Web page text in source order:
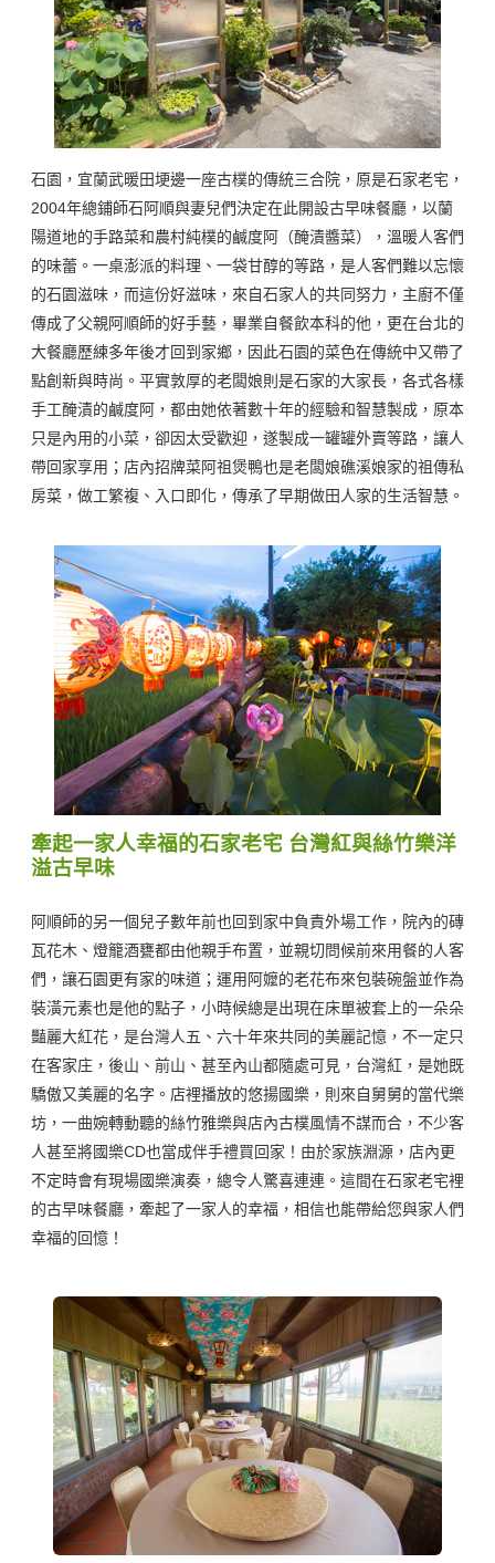
石園，宜蘭武暖田埂邊一座古樸的傳統三合院，原是石家老宅，
2004年總鋪師石阿順與妻兒們決定在此開設古早味餐廳，以蘭
陽道地的手路菜和農村純樸的鹹度阿（醃漬醬菜），溫暖人客們
的味蕾。一桌澎派的料理、一袋甘醇的等路，是人客們難以忘懷
的石園滋味，而這份好滋味，來自石家人的共同努力，主廚不僅
傳成了父親阿順師的好手藝，畢業自餐飲本科的他，更在台北的
大餐廳歷練多年後才回到家鄉，因此石園的菜色在傳統中又帶了
點創新與時尚。平實敦厚的老闆娘則是石家的大家長，各式各樣
手工醃漬的鹹度阿，都由她依著數十年的經驗和智慧製成，原本
只是內用的小菜，卻因太受歡迎，遂製成一罐罐外賣等路，讓人
帶回家享用；店內招牌菜阿祖煲鴨也是老闆娘礁溪娘家的祖傳私
房菜，做工繁複、入口即化，傳承了早期做田人家的生活智慧。
牽起一家人幸福的石家老宅 台灣紅與絲竹樂洋
溢古早味
阿順師的另一個兒子數年前也回到家中負責外場工作，院內的磚
瓦花木、燈籠酒甕都由他親手布置，並親切問候前來用餐的人客
們，讓石園更有家的味道；運用阿嬤的老花布來包裝碗盤並作為
裝潢元素也是他的點子，小時候總是出現在床單被套上的一朵朵
豔麗大紅花，是台灣人五、六十年來共同的美麗記憶，不一定只
在客家庄，後山、前山、甚至內山都隨處可見，台灣紅，是她既
驕傲又美麗的名字。店裡播放的悠揚國樂，則來自舅舅的當代樂
坊，一曲婉轉動聽的絲竹雅樂與店內古樸風情不謀而合，不少客
人甚至將國樂CD也當成伴手禮買回家！由於家族淵源，店內更
不定時會有現場國樂演奏，總令人驚喜連連。這間在石家老宅裡
的古早味餐廳，牽起了一家人的幸福，相信也能帶給您與家人們
幸福的回憶！